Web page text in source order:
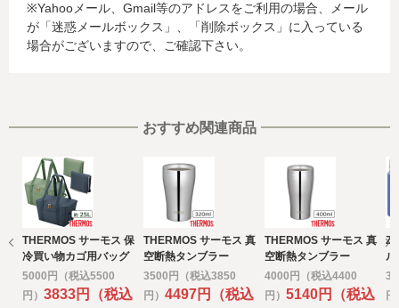
る場合があります。当社では、お客様から収集した情報か
らは、ご利用のカード発行会社及び当該会社が所在する国
を特定することができないため、以下の個人情報保護措置
・発行会社の個人情報保護の措置
なお、個人情報保護委員会のホームページ
(https://www.ppc.go.jp/)では、各国における個人情報保護
制度に関する情報について掲載されています。
お客様が未成年の場合、親権者または後見人の承諾を得た
上で、本サービスを利用するものとします。
e) 個人情報の取扱いの委託について
取得した個人情報の取扱いの全部又は、一部を委託するこ
とがあります。
※Yahooメール、Gmail等のアドレスをご利用の場合、メール
が「迷惑メールボックス」、「削除ボックス」に入っている
場合がございますので、ご確認下さい。
おすすめ関連商品
THERMOS サーモス 保
冷買い物カゴ用バッグ
5000円（税込5500
円） 3833円（税込
THERMOS サーモス 真
空断熱タンブラー
320ｍｌ ステンレス
ミラー
3500円（税込3850
円） 4497円（税込
THERMOS サーモス 真
空断熱タンブラー
400ｍｌ ステンレス
ミラー
4000円（税込4400
円） 5140円（税込
刷